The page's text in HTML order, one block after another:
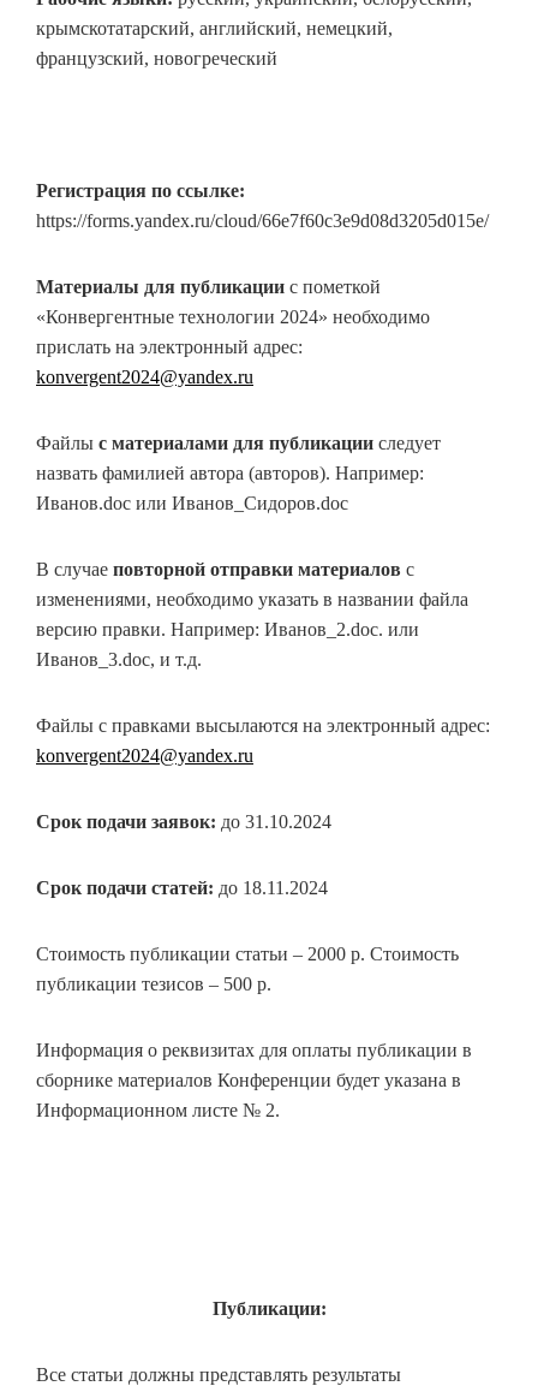
крымскотатарский, английский, немецкий,
французский, новогреческий
Регистрация по ссылке:
https://forms.yandex.ru/cloud/66e7f60c3e9d08d3205d015e/
Материалы для публикации с пометкой
«Конвергентные технологии 2024» необходимо
прислать на электронный адрес:
konvergent2024@yandex.ru
Файлы с материалами для публикации следует
назвать фамилией автора (авторов). Например:
Иванов.doc или Иванов_Сидоров.doc
В случае повторной отправки материалов с
изменениями, необходимо указать в названии файла
версию правки. Например: Иванов_2.doc. или
Иванов_3.doc, и т.д.
Файлы с правками высылаются на электронный адрес:
konvergent2024@yandex.ru
Срок подачи заявок: до 31.10.2024
Срок подачи статей: до 18.11.2024
Стоимость публикации статьи – 2000 р. Стоимость
публикации тезисов – 500 р.
Информация о реквизитах для оплаты публикации в
сборнике материалов Конференции будет указана в
Информационном листе № 2.
Публикации:
Все статьи должны представлять результаты